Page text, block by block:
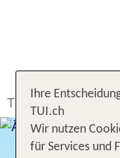
TUI.ch Ferien
Ihre
TUI.ch
Wir nutzen
für Services und